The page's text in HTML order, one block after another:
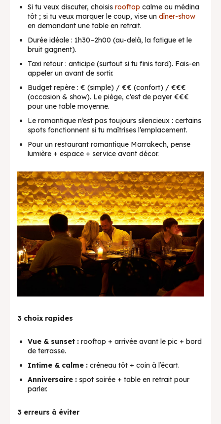
Si tu veux discuter, choisis rooftop calme ou médina
tôt ; si tu veux marquer le coup, vise un dîner-show
en demandant une table en retrait.
Durée idéale : 1h30–2h00 (au-delà, la fatigue et le
bruit gagnent).
Taxi retour : anticipe (surtout si tu finis tard). Fais-en
appeler un avant de sortir.
Budget repère : € (simple) / €€ (confort) / €€€
(occasion & show). Le piège, c’est de payer €€€
pour une table moyenne.
Le romantique n’est pas toujours silencieux : certains
spots fonctionnent si tu maîtrises l’emplacement.
Pour un restaurant romantique Marrakech, pense
lumière + espace + service avant décor.
3 choix rapides
Vue & sunset : rooftop + arrivée avant le pic + bord
de terrasse.
Intime & calme : créneau tôt + coin à l’écart.
Anniversaire : spot soirée + table en retrait pour
parler.
3 erreurs à éviter